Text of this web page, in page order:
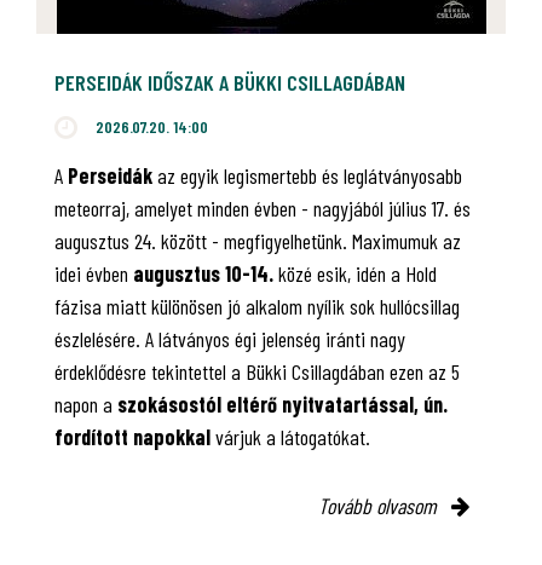
PERSEIDÁK IDŐSZAK A BÜKKI CSILLAGDÁBAN
2026.07.20. 14:00
A Perseidákaz egyik legismertebb és leglátványosabb
meteorraj, amelyet minden évben - nagyjából július 17. és
augusztus 24. között - megfigyelhetünk. Maximumuk az
idei évben augusztus 10-14.közé esik, idén a Hold
fázisa miatt különösen jó alkalom nyílik sok hullócsillag
észlelésére. A látványos égi jelenség iránti nagy
érdeklődésre tekintettel a Bükki Csillagdában ezen az 5
napon a szokásostól eltérő nyitvatartással, ún.
fordított napokkalvárjuk a látogatókat.
Tovább olvasom